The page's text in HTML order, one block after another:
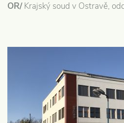
OR/Krajský soud v Ostravě,